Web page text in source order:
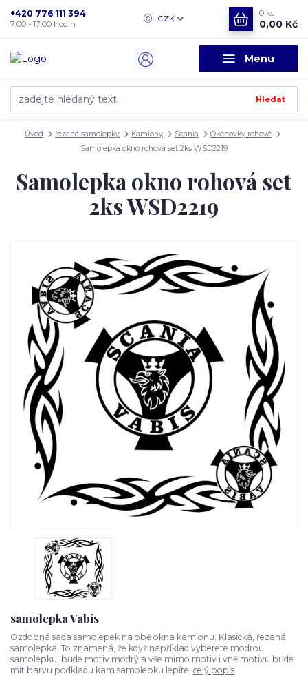
Menu
CZK
Hledat
+420 776 111 394
7:00 - 17:00 hodin
0 ks
0,00 Kč
Úvod řezané samolepky Kamiony Scania
Okenovky rohové
Samolepka okno rohová set 2ks WSD2219
Samolepka okno rohová set
2ks WSD2219
samolepka Vabis
Ozdobná sada samolepek na obě okna kamionu. Klasická, řezaná
samolepka. To znamená, že když například vyberete modrou
samolepku, bude motiv modrý a vše mimo motiv i vně motivu bude
mít barvu podkladu kam samolepku lepíte. celý popis